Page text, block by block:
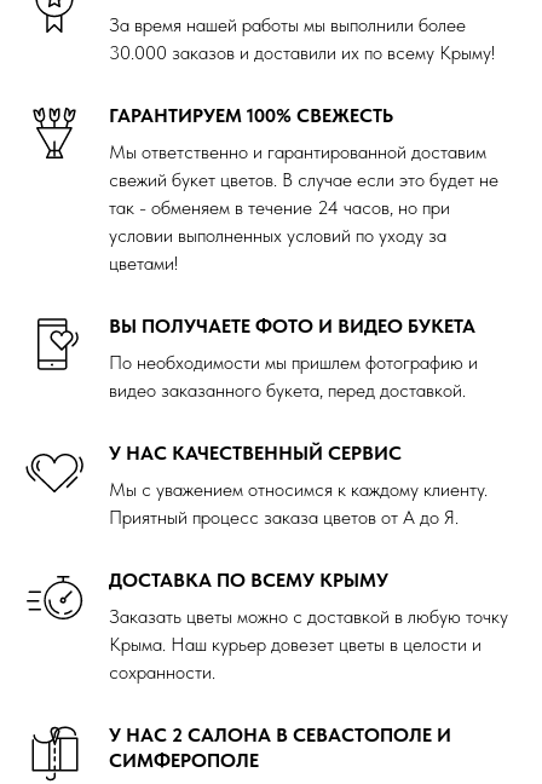
За время нашей работы мы выполнили более
30.000 заказов и доставили их по всему Крыму!
ГАРАНТИРУЕМ 100% СВЕЖЕСТЬ
Мы ответственно и гарантированной доставим
свежий букет цветов. В случае если это будет не
так - обменяем в течение 24 часов, но при
условии выполненных условий по уходу за
цветами!
ВЫ ПОЛУЧАЕТЕ ФОТО И ВИДЕО БУКЕТА
По необходимости мы пришлем фотографию и
видео заказанного букета, перед доставкой.
У НАС КАЧЕСТВЕННЫЙ СЕРВИС
Мы с уважением относимся к каждому клиенту.
Приятный процесс заказа цветов от А до Я.
ДОСТАВКА ПО ВСЕМУ КРЫМУ
Заказать цветы можно с доставкой в любую точку
Крыма. Наш курьер довезет цветы в целости и
сохранности.
У НАС 2 САЛОНА В СЕВАСТОПОЛЕ И
СИМФЕРОПОЛЕ